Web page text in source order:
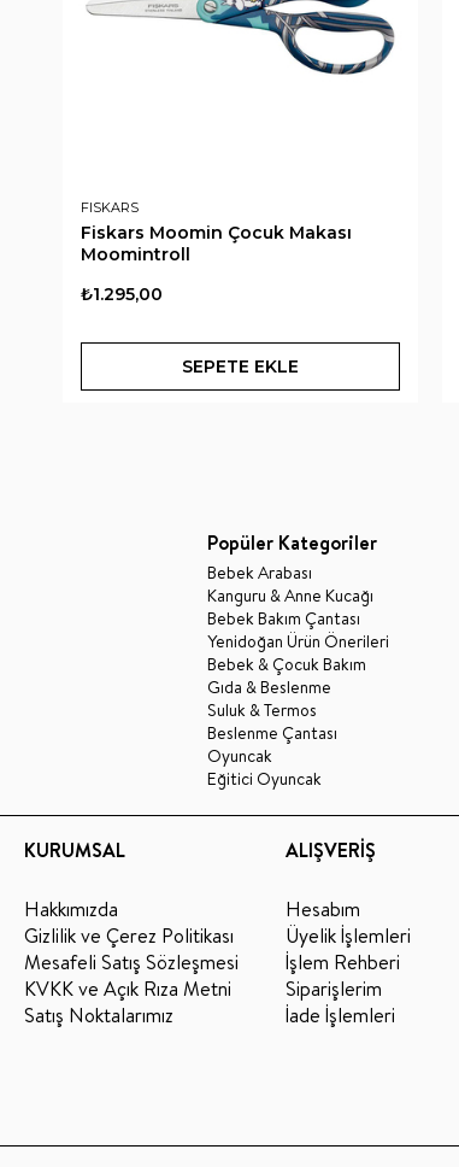
FISKARS
Fiskars Moomin Çocuk Makası
Moomintroll
₺1.295,00
SEPETE EKLE
Popüler Kategoriler
Bebek Arabası
Kanguru & Anne Kucağı
Bebek Bakım Çantası
Yenidoğan Ürün Önerileri
Bebek & Çocuk Bakım
Gıda & Beslenme
Suluk & Termos
Beslenme Çantası
Oyuncak
Eğitici Oyuncak
KURUMSAL
Hakkımızda
Gizlilik ve Çerez Politikası
Mesafeli Satış Sözleşmesi
KVKK ve Açık Rıza Metni
Satış Noktalarımız
ALIŞVERİŞ
Hesabım
Üyelik İşlemleri
İşlem Rehberi
Siparişlerim
İade İşlemleri